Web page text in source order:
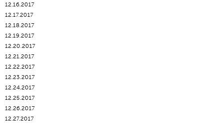
12.16.2017
12.17.2017
12.18.2017
12.19.2017
12.20.2017
12.21.2017
12.22.2017
12.23.2017
12.24.2017
12.25.2017
12.26.2017
12.27.2017